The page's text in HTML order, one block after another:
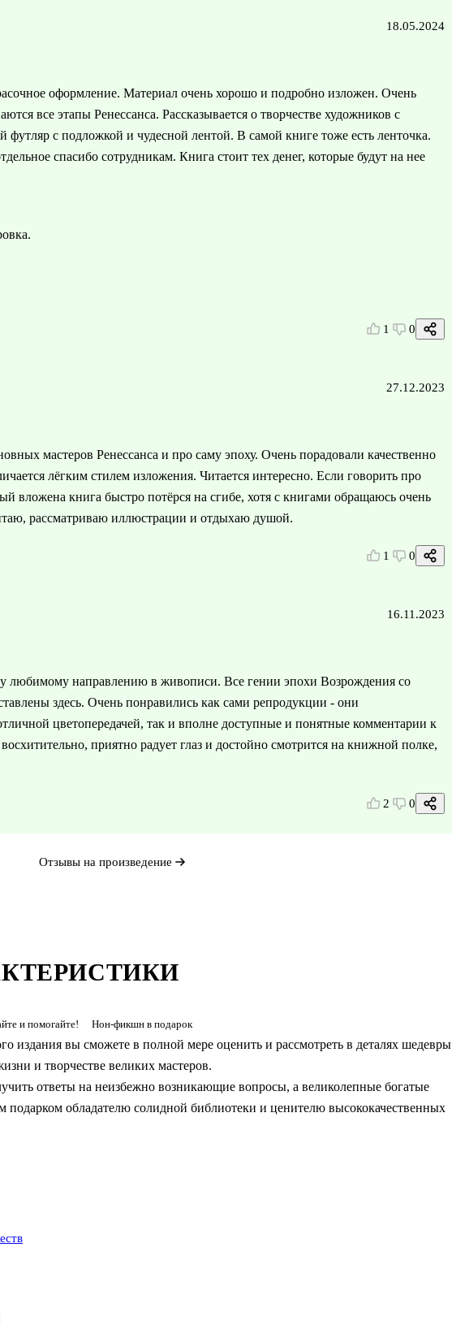
и помогайте! Нон-фикшн в подарок
издания вы сможете в полной мере оценить и рассмотреть в деталях шедевры
и творчестве великих мастеров.
ответы на неизбежно возникающие вопросы, а великолепные богатые
подарком обладателю солидной библиотеки и ценителю высококачественных
18.05.2024
оформление. Материал очень хорошо и подробно изложен. Очень
все этапы Ренессанса. Рассказывается о творчестве художников с
с подложкой и чудесной лентой. В самой книге тоже есть ленточка.
спасибо сотрудникам. Книга стоит тех денег, которые будут на нее
1 0
27.12.2023
мастеров Ренессанса и про саму эпоху. Очень порадовали качественно
лёгким стилем изложения. Читается интересно. Если говорить про
вложена книга быстро потёрся на сгибе, хотя с книгами обращаюсь очень
рассматриваю иллюстрации и отдыхаю душой.
1 0
16.11.2023
направлению в живописи. Все гении эпохи Возрождения со
здесь. Очень понравились как сами репродукции - они
цветопередачей, так и вполне доступные и понятные комментарии к
приятно радует глаз и достойно смотрится на книжной полке,
2 0
Отзывы на произведение